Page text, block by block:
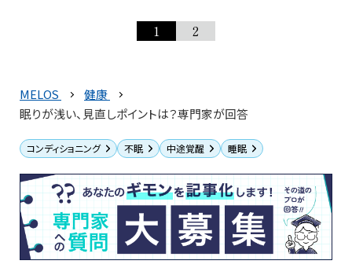
1 2
MELOS
健康
眠りが浅い、見直しポイントは？専門家が回答
コンディショニング 不眠 中途覚醒 睡眠